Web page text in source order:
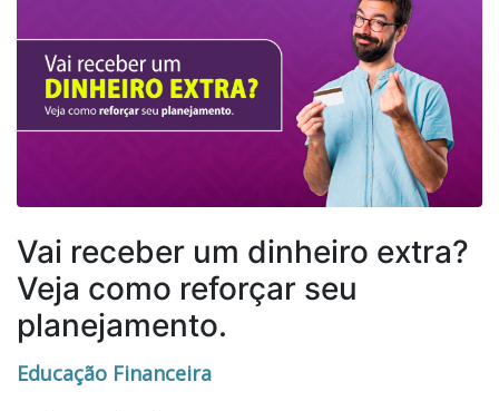
Vai receber um dinheiro extra?
Veja como reforçar seu
planejamento.
Educação Financeira